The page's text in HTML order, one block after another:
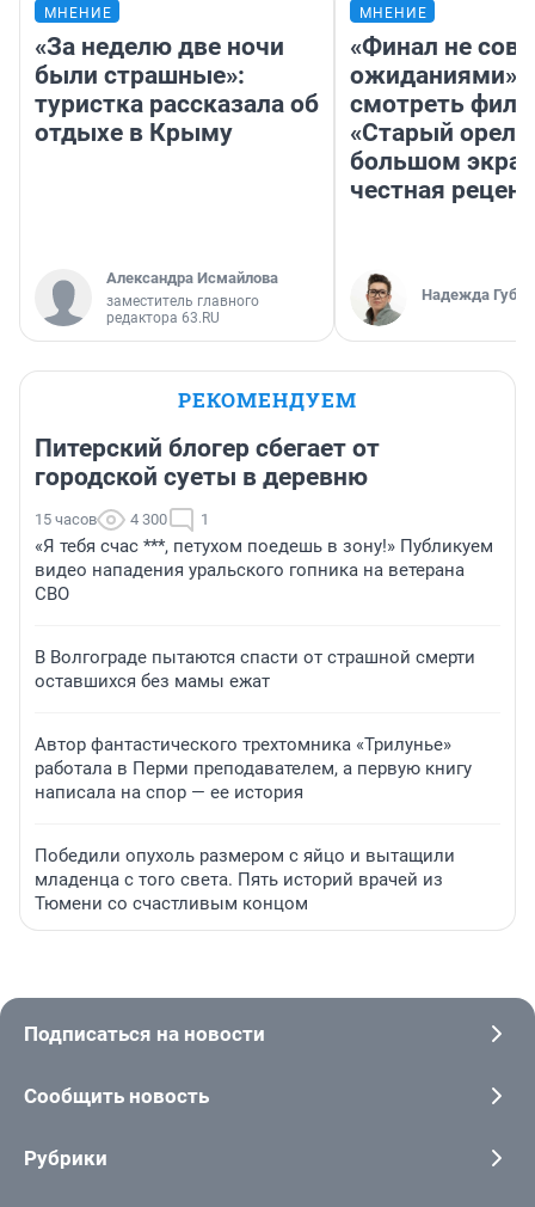
МНЕНИЕ
«За неделю две ночи
были страшные»:
туристка рассказала об
отдыхе в Крыму
Александра Исмайлова
заместитель главного
редактора 63.RU
МНЕНИЕ
«Финал не
ожиданиями»:
смотреть
«Старый орел»
большом
честная
Надежда
РЕКОМЕНДУЕМ
Питерский блогер сбегает от
городской суеты в деревню
15 часов 4 300 1
«Я тебя счас ***, петухом поедешь в зону!» Публикуем
видео нападения уральского гопника на ветерана
СВО
В Волгограде пытаются спасти от страшной смерти
оставшихся без мамы ежат
Автор фантастического трехтомника «Трилунье»
работала в Перми преподавателем, а первую книгу
написала на спор — ее история
Победили опухоль размером с яйцо и вытащили
младенца с того света. Пять историй врачей из
Тюмени со счастливым концом
Подписаться на новости
Сообщить новость
Рубрики